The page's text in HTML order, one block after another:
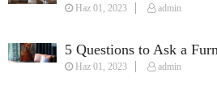
susciapit justo quisque
Haz 01, 2023 admin
5 Questions to Ask a
When Furnishing Your
Haz 01, 2023 admin